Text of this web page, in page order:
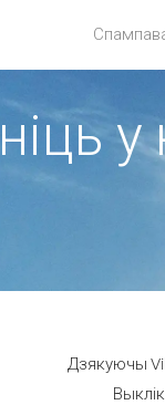
у
Дзякуючы